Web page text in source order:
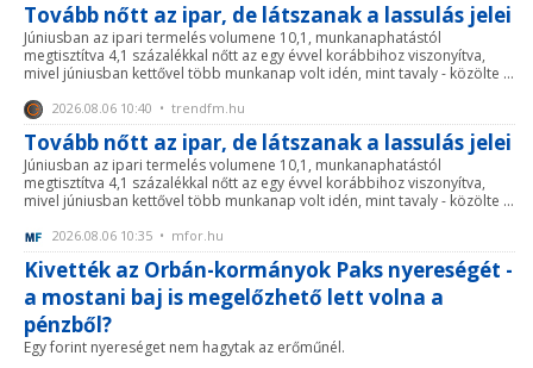
Tovább nőtt az ipar, de látszanak a lassulás jelei
Júniusban az ipari termelés volumene 10,1, munkanaphatástól
megtisztítva 4,1 százalékkal nőtt az egy évvel korábbihoz viszonyítva,
mivel júniusban kettővel több munkanap volt idén, mint tavaly - közölte ...
2026.08.06 10:40 • trendfm.hu
Tovább nőtt az ipar, de látszanak a lassulás jelei
Júniusban az ipari termelés volumene 10,1, munkanaphatástól
megtisztítva 4,1 százalékkal nőtt az egy évvel korábbihoz viszonyítva,
mivel júniusban kettővel több munkanap volt idén, mint tavaly - közölte ...
2026.08.06 10:35 • mfor.hu
Kivették az Orbán-kormányok Paks nyereségét -
a mostani baj is megelőzhető lett volna a
pénzből?
Egy forint nyereséget nem hagytak az erőműnél.